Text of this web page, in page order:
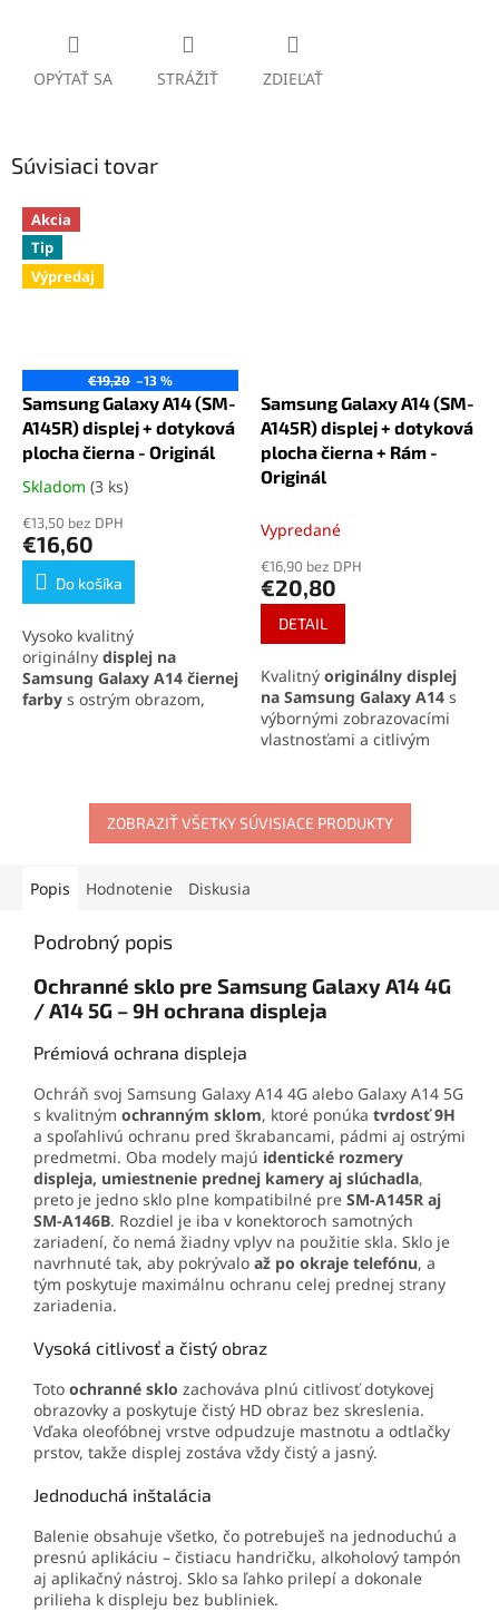
OPÝTAŤ SA STRÁŽIŤ ZDIEĽAŤ
Súvisiaci tovar
Akcia
Tip
Výpredaj
€19,20 –13 %
Samsung Galaxy A14 (SM-
A145R) displej + dotyková
plocha čierna - Originál
Priemerné
produktu
je
5,0
hviezdičiek.
Skladom (3 ks)
€13,50 bez DPH
€16,60
Do košíka
Vysoko kvalitný
originálny displej na
Samsung Galaxy A14 čiernej
farby s ostrým obrazom,
plochu pre jednoduchú
Samsung Galaxy A14 (SM-
A145R) displej + dotyková
plocha čierna + Rám -
Originál
Vypredané
€16,90 bez DPH
€20,80
DETAIL
Kvalitný originálny displej
na Samsung Galaxy A14 s
výbornými zobrazovacími
vlastnosťami a citlivým
LCD displej, dotykovú plochu
a rám pre jednoduchú
inštaláciu.
ZOBRAZIŤ VŠETKY SÚVISIACE PRODUKTY
Popis Hodnotenie Diskusia
Podrobný popis
Ochranné sklo pre Samsung Galaxy A14 4G
/ A14 5G – 9H ochrana displeja
Prémiová ochrana displeja
Ochráň svoj Samsung Galaxy A14 4G alebo Galaxy A14 5G
s kvalitným ochranným sklom, ktoré ponúka tvrdosť 9H
a spoľahlivú ochranu pred škrabancami, pádmi aj ostrými
predmetmi. Oba modely majú identické rozmery
displeja, umiestnenie prednej kamery aj slúchadla,
preto je jedno sklo plne kompatibilné pre SM-A145R aj
SM-A146B. Rozdiel je iba v konektoroch samotných
zariadení, čo nemá žiadny vplyv na použitie skla. Sklo je
navrhnuté tak, aby pokrývalo až po okraje telefónu, a
tým poskytuje maximálnu ochranu celej prednej strany
zariadenia.
Vysoká citlivosť a čistý obraz
Toto ochranné sklo zachováva plnú citlivosť dotykovej
obrazovky a poskytuje čistý HD obraz bez skreslenia.
Vďaka oleofóbnej vrstve odpudzuje mastnotu a odtlačky
prstov, takže displej zostáva vždy čistý a jasný.
Jednoduchá inštalácia
Balenie obsahuje všetko, čo potrebuješ na jednoduchú a
presnú aplikáciu – čistiacu handričku, alkoholový tampón
aj aplikačný nástroj. Sklo sa ľahko prilepí a dokonale
prilieha k displeju bez bubliniek.